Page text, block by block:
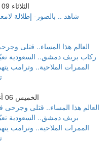
الثلاثاء 09 يناير 2024 06:47 مساءً
شاهد .. بالصور- إطلالة
الخميس 06 أغسطس 2026 11:27 مساءً
العالم هذا المساء.. قتلى
بريف دمشق.. السعودية
الممرات الملاحية.. وترامب